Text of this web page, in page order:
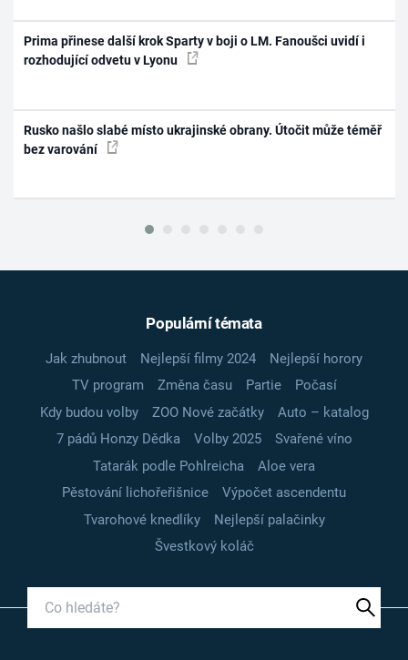
Prima přinese další krok Sparty v boji o LM. Fanoušci uvidí i
rozhodující odvetu v Lyonu
Rusko našlo slabé místo ukrajinské obrany. Útočit může téměř
bez varování
Populární témata
Jak zhubnout Nejlepší filmy 2024
Nejlepší horory
TV program
Změna času Partie
Počasí
Kdy budou volby
ZOO Nové začátky
Auto – katalog
7 pádů Honzy Dědka
Volby 2025
Svařené víno
Tatarák podle Pohlreicha
Aloe vera
Pěstování lichořeřišnice
Výpočet ascendentu
Tvarohové knedlíky
Nejlepší palačinky
Švestkový koláč